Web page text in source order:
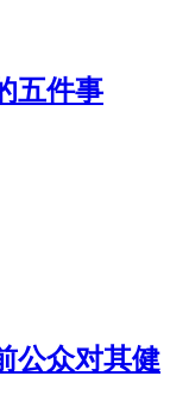
五件事
公众对其健